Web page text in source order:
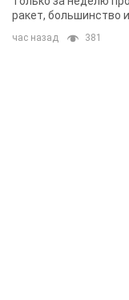
ракет, большинство
час назад 381